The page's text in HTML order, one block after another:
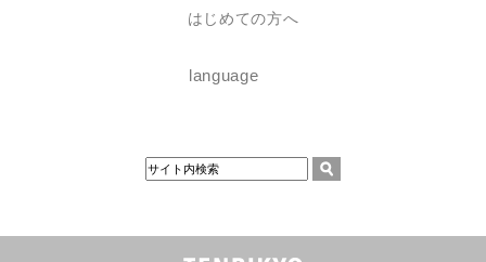
はじめての方へ
language